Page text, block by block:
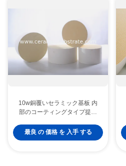
10w銅覆いセラミック基板 内
部のコーティングタイプ提供
最良 の 価格 を 入手 する